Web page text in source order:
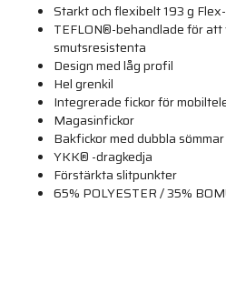
Starkt och flexibelt 193 g
TEFLON®-behandlade för att
smutsresistenta
Design med låg profil
Hel grenkil
Integrerade fickor för
Magasinfickor
Bakfickor med dubbla sömmar
YKK® -dragkedja
Förstärkta slitpunkter
65% POLYESTER / 35%